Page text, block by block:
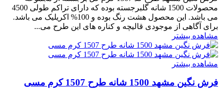
محصولات 1500 شانه گلبرجسته بوده که دارای تراکم طولی 4500
می باشد. این محصول هشت رنگ بوده و 100% اکریلیک می باشد.
برای آگاهی از موجودی قالیچه و کناره های این طرح می...
مشاهده بیشتر
مشاهده بیشتر
فرش نگین مشهد 1500 شانه طرح 1507 کرم مسی